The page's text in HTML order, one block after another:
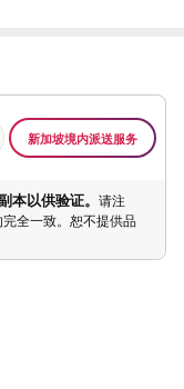
新加坡境内派送服务
本以供验证。 请注
全一致。恕不提供品